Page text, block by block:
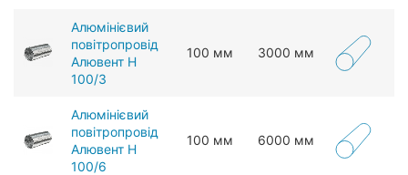
Алюмінієвий
повітропровід
Алювент Н
100/3
100 мм 3000 мм
Алюмінієвий
повітропровід
Алювент Н
100/6
100 мм 6000 мм